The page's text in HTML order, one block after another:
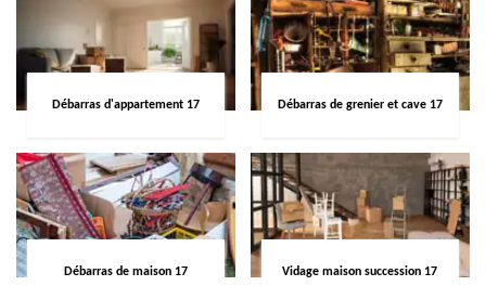
Débarras d'appartement 17 Débarras de grenier et cave 17
Débarras de maison 17 Vidage maison succession 17